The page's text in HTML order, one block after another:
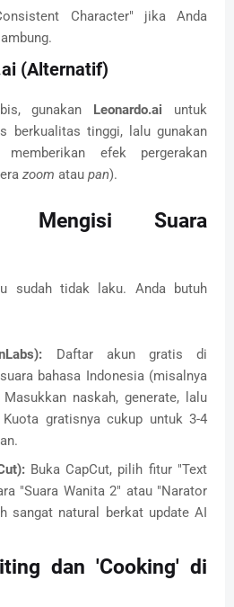
Character" jika Anda
(Alternatif)
gunakan Leonardo.ai untuk
berkualitas tinggi, lalu gunakan
efek pergerakan
zoom atau pan).
Mengisi Suara
sudah tidak laku. Anda butuh
Daftar akun gratis di
bahasa Indonesia (misalnya
naskah, generate, lalu
gratisnya cukup untuk 3-4
Buka CapCut, pilih fitur "Text
"Suara Wanita 2" atau "Narator
sangat natural berkat update AI
dan 'Cooking' di